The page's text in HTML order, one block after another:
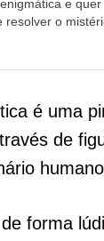
e
resolver o
é uma
de
forma